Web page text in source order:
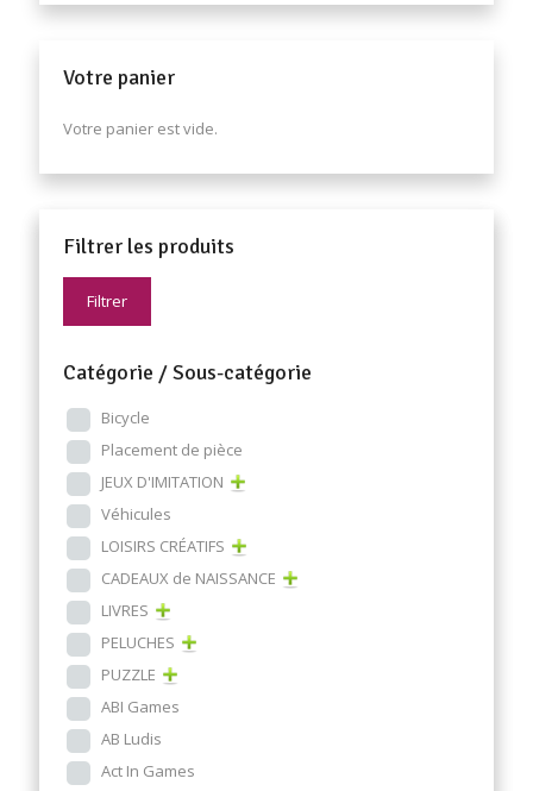
Votre panier
Votre panier est vide.
Filtrer les produits
Filtrer
Catégorie / Sous-catégorie
Bicycle
Placement de pièce
JEUX D'IMITATION
Véhicules
LOISIRS CRÉATIFS
CADEAUX de NAISSANCE
LIVRES
PELUCHES
PUZZLE
ABI Games
AB Ludis
Act In Games